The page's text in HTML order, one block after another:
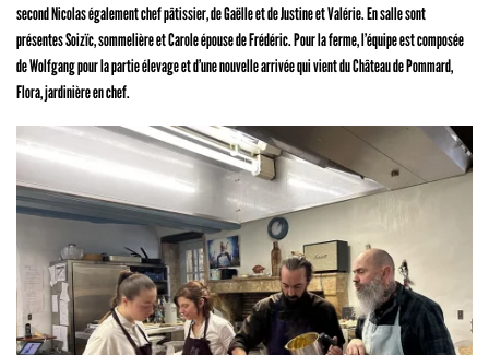
second Nicolas également chef pâtissier, de Gaëlle et de Justine et Valérie. En salle sont
présentes Soizïc, sommelière et Carole épouse de Frédéric. Pour la ferme, l’équipe est composée
de Wolfgang pour la partie élevage et d’une nouvelle arrivée qui vient du Château de Pommard,
Flora, jardinière en chef.